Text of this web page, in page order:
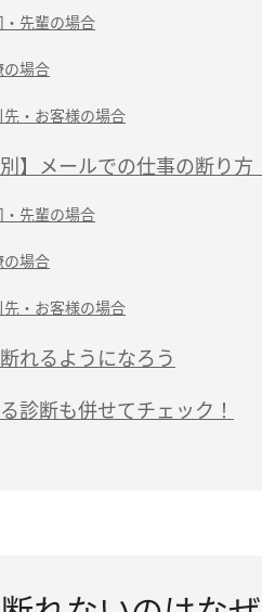
・先輩の場合
の場合
先・お客様の場合
別】メールでの仕事の断り方
・先輩の場合
の場合
先・お客様の場合
れるようになろう
診断も併せてチェック！